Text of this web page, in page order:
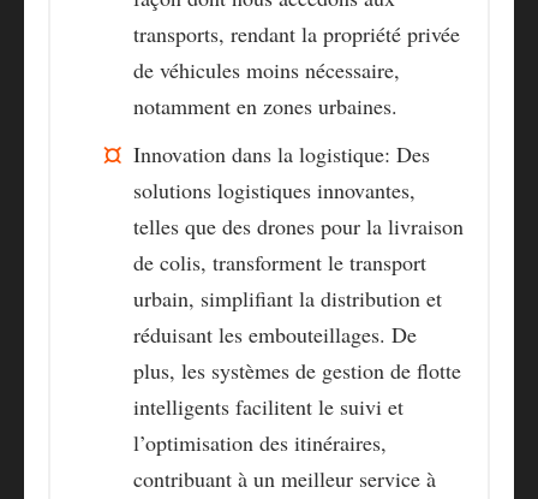
transports, rendant la propriété privée
de véhicules moins nécessaire,
notamment en zones urbaines.
Innovation dans la logistique: Des
solutions logistiques innovantes,
telles que des drones pour la livraison
de colis, transforment le transport
urbain, simplifiant la distribution et
réduisant les embouteillages. De
plus, les systèmes de gestion de flotte
intelligents facilitent le suivi et
l’optimisation des itinéraires,
contribuant à un meilleur service à